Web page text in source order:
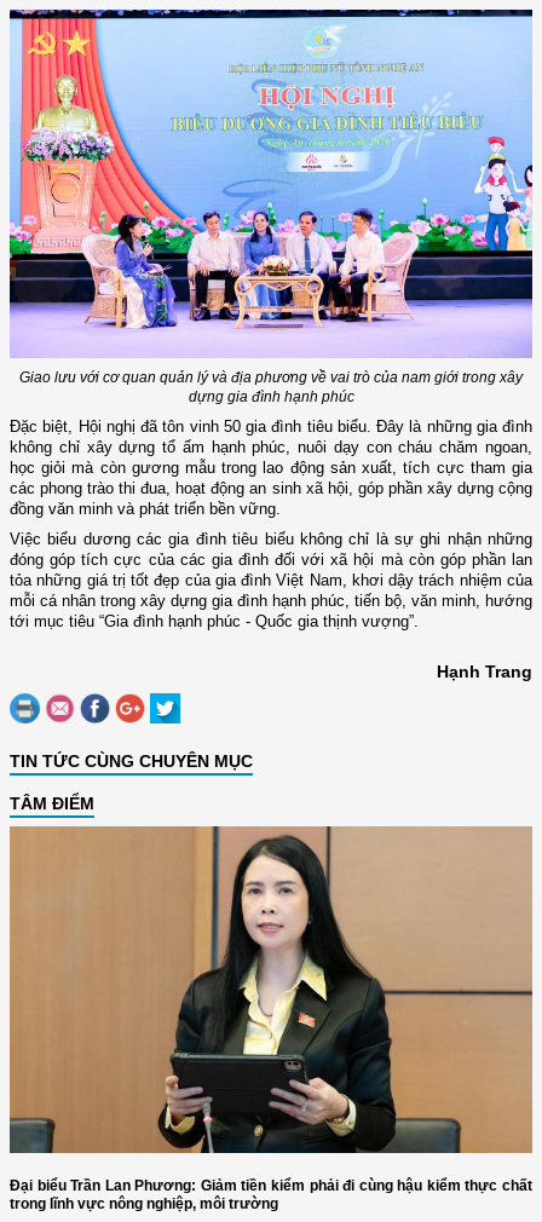
Giao lưu với cơ quan quản lý và địa phương về vai trò của nam giới trong xây
dựng gia đình hạnh phúc
Đặc biệt, Hội nghị đã tôn vinh 50 gia đình tiêu biểu. Đây là những gia đình
không chỉ xây dựng tổ ấm hạnh phúc, nuôi dạy con cháu chăm ngoan,
học giỏi mà còn gương mẫu trong lao động sản xuất, tích cực tham gia
các phong trào thi đua, hoạt động an sinh xã hội, góp phần xây dựng cộng
đồng văn minh và phát triển bền vững.
Việc biểu dương các gia đình tiêu biểu không chỉ là sự ghi nhận những
đóng góp tích cực của các gia đình đối với xã hội mà còn góp phần lan
tỏa những giá trị tốt đẹp của gia đình Việt Nam, khơi dậy trách nhiệm của
mỗi cá nhân trong xây dựng gia đình hạnh phúc, tiến bộ, văn minh, hướng
tới mục tiêu “Gia đình hạnh phúc - Quốc gia thịnh vượng”.
Hạnh Trang
TIN TỨC CÙNG CHUYÊN MỤC
TÂM ĐIỂM
Đại biểu Trần Lan Phương: Giảm tiền kiểm phải đi cùng hậu kiểm thực chất
trong lĩnh vực nông nghiệp, môi trường